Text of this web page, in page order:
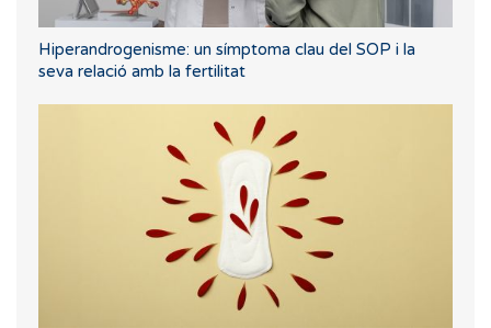
Hiperandrogenisme: un símptoma clau del SOP i la
seva relació amb la fertilitat